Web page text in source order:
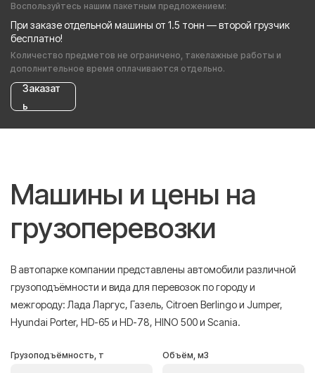
Воспользуйтесь нашим пакетным предложением:
При заказе отдельной машины от 1.5 тонн — второй грузчик
бесплатно!
Количество предметов не ограничено, такелажные работы и
дополнительное время оплачиваются отдельно.
Заказат
ь
Машины и цены на
грузоперевозки
В автопарке компании представлены автомобили различной
грузоподъёмности и вида для перевозок по городу и
межгороду: Лада Ларгус, Газель, Citroen Berlingo и Jumper,
Hyundai Porter, HD-65 и HD-78, HINO 500 и Scania.
Грузоподъёмность, т Объём, м3